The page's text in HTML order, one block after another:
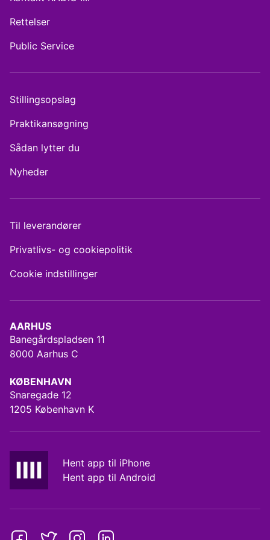
AARHUS
Banegårdspladsen 11
8000 Aarhus C
KØBENHAVN
Snaregade 12
1205 København K
Hent app til iPhone
Hent app til Android
Rettelser
Public Service
Stillingsopslag
Praktikansøgning
Sådan lytter du
Nyheder
Til leverandører
Privatlivs- og cookiepolitik
Cookie indstillinger